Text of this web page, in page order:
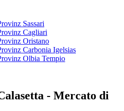
Sassari
Cagliari
Oristano
Carbonia Igelsias
Olbia Tempio
- Mercato di